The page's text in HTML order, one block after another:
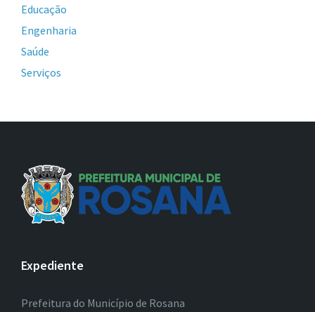
Educação
Engenharia
Saúde
Serviços
Expediente
Prefeitura do Município de Rosana